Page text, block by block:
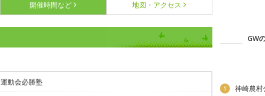
開催時間など 地図・アクセス
運動会必勝塾
GW
1 神崎農